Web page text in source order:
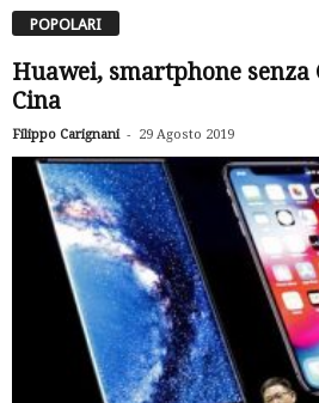
POPOLARI
Huawei, smartphone senza
Cina
Filippo Carignani - 29 Agosto 2019